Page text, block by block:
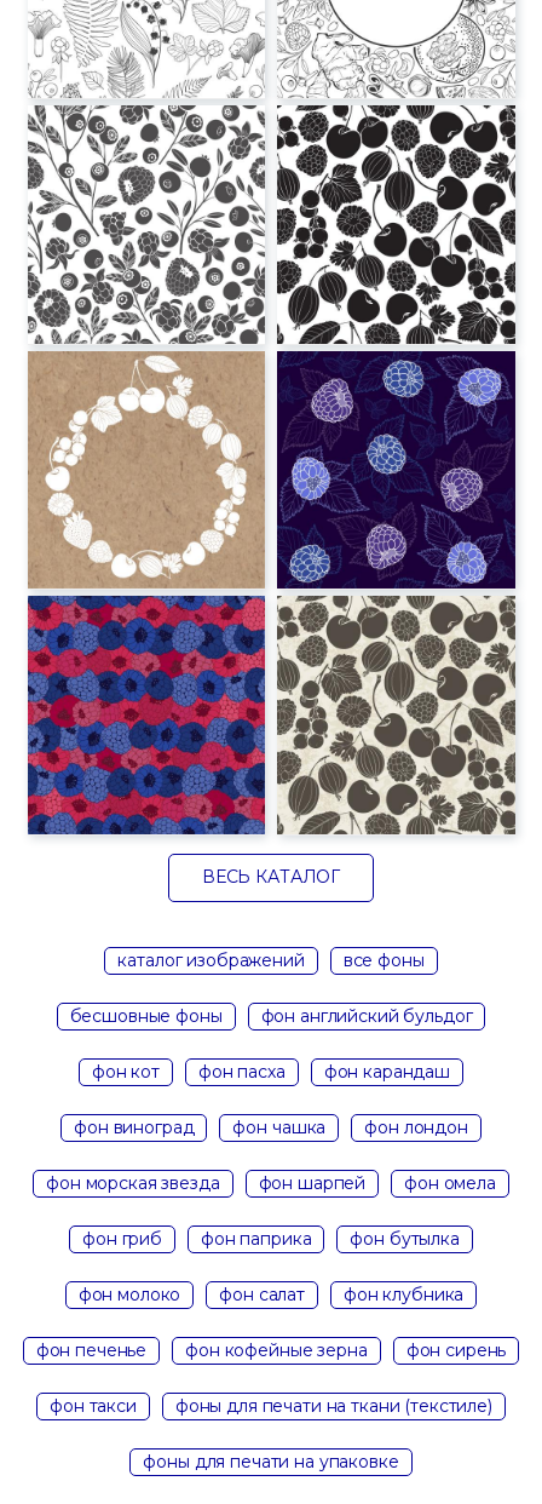
ВЕСЬ КАТАЛОГ
каталог изображений все фоны
бесшовные фоны фон английский бульдог
фон кот фон пасха фон карандаш
фон виноград фон чашка фон лондон
фон морская звезда фон шарпей фон омела
фон гриб фон паприка фон бутылка
фон молоко фон салат фон клубника
фон печенье фон кофейные зерна фон сирень
фон такси фоны для печати на ткани (текстиле)
фоны для печати на упаковке